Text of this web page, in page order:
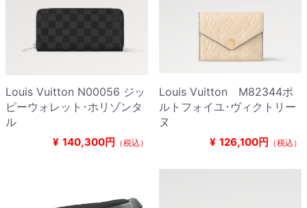
Louis Vuitton N00056 ジッ
ピーウォレット･ホリゾンタ
ル
¥ 140,300円 （税込）
Louis Vuitton M82344ポ
ルトフォイユ･ヴィクトリー
ヌ
¥ 126,100円 （税込）